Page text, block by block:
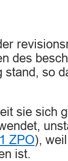
des
stand, so
sie sich
ZPO),
ist.